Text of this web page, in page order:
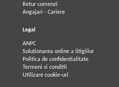
Retur comenzi
Angajari - Cariere
Legal
ANPC
Soluționarea online a litigiilor
Politica de confidentialitate
Termeni si conditii
Utilizare cookie-uri